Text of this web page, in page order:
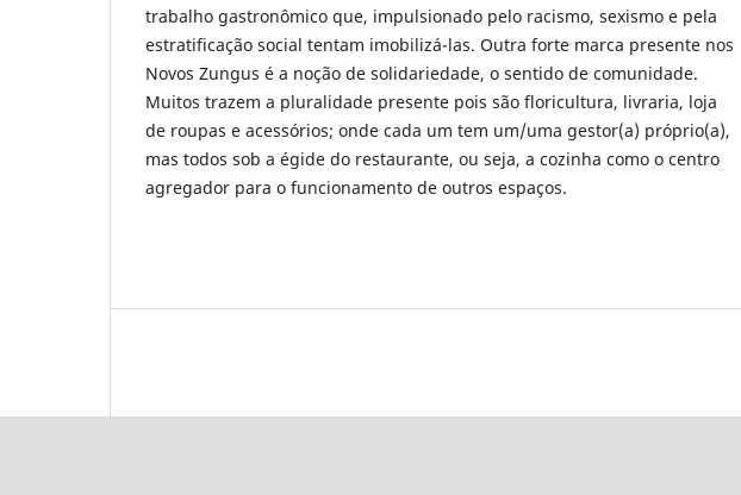
trabalho gastronômico que, impulsionado pelo racismo, sexismo e pela
estratificação social tentam imobilizá-las. Outra forte marca presente nos
Novos Zungus é a noção de solidariedade, o sentido de comunidade.
Muitos trazem a pluralidade presente pois são floricultura, livraria, loja
de roupas e acessórios; onde cada um tem um/uma gestor(a) próprio(a),
mas todos sob a égide do restaurante, ou seja, a cozinha como o centro
agregador para o funcionamento de outros espaços.